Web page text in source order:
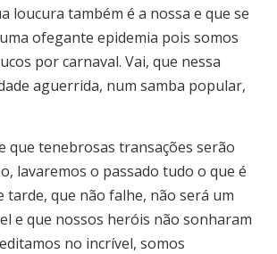
loucura também é a nossa e que se
ofegante epidemia pois somos
por carnaval. Vai, que nessa
aguerrida, num samba popular,
que tenebrosas transações serão
lavaremos o passado tudo o que é
tarde, que não falhe, não será um
e que nossos heróis não sonharam
no incrível, somos